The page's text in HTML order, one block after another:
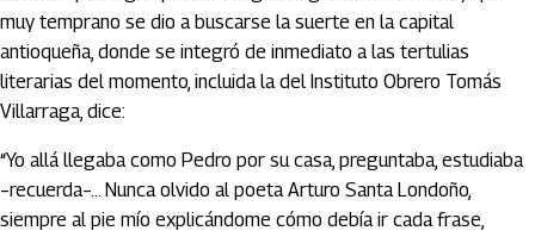
muy temprano se dio a buscarse la suerte en la capital
antioqueña, donde se integró de inmediato a las tertulias
literarias del momento, incluida la del Instituto Obrero Tomás
Villarraga, dice:
“Yo allá llegaba como Pedro por su casa, preguntaba, estudiaba
–recuerda–… Nunca olvido al poeta Arturo Santa Londoño,
siempre al pie mío explicándome cómo debía ir cada frase,